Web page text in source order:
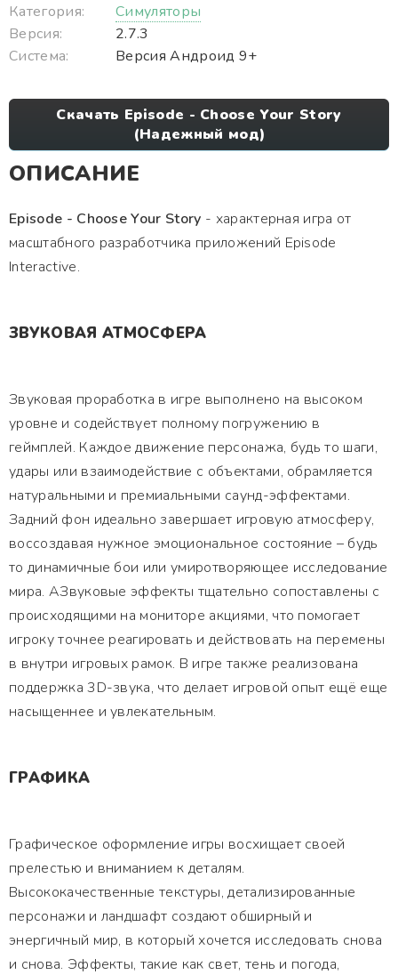
Категория:
Симуляторы
Версия:
2.7.3
Система:
Версия Андроид 9+
Скачать Episode - Choose Your Story
(Надежный мод)
ОПИСАНИЕ
Episode - Choose Your Story - характерная игра от
масштабного разработчика приложений Episode
Interactive.
ЗВУКОВАЯ АТМОСФЕРА
Звуковая проработка в игре выполнено на высоком
уровне и содействует полному погружению в
геймплей. Каждое движение персонажа, будь то шаги,
удары или взаимодействие с объектами, обрамляется
натуральными и премиальными саунд-эффектами.
Задний фон идеально завершает игровую атмосферу,
воссоздавая нужное эмоциональное состояние – будь
то динамичные бои или умиротворяющее исследование
мира. АЗвуковые эффекты тщательно сопоставлены с
происходящими на мониторе акциями, что помогает
игроку точнее реагировать и действовать на перемены
в внутри игровых рамок. В игре также реализована
поддержка 3D-звука, что делает игровой опыт ещё еще
насыщеннее и увлекательным.
ГРАФИКА
Графическое оформление игры восхищает своей
прелестью и вниманием к деталям.
Высококачественные текстуры, детализированные
персонажи и ландшафт создают обширный и
энергичный мир, в который хочется исследовать снова
и снова. Эффекты, такие как свет, тень и погода,